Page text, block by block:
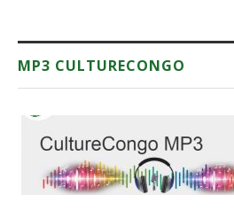
MP3 CULTURECONGO